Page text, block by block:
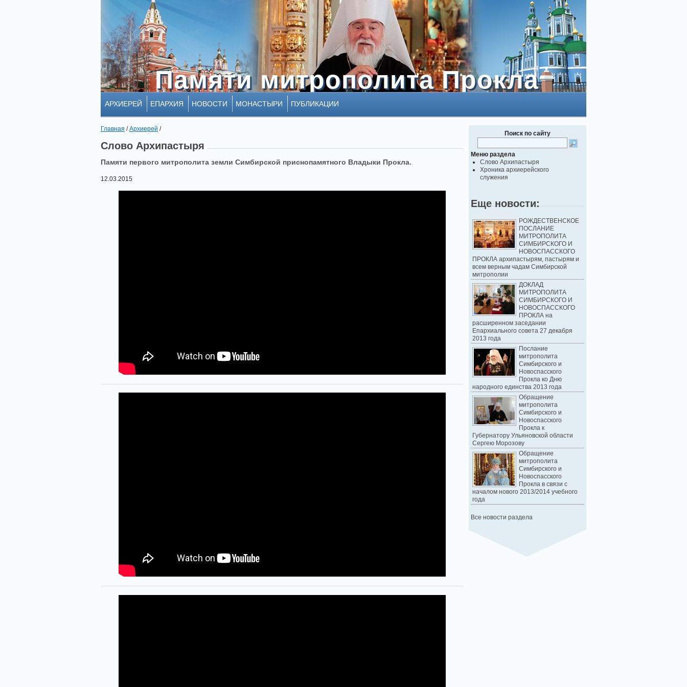
Памяти митрополита Прокла
Памяти митрополита Прокла
АРХИЕРЕЙ ЕПАРХИЯ НОВОСТИ МОНАСТЫРИ ПУБЛИКАЦИИ
Главная /Архиерей /
Слово Архипастыря
Памяти первого митрополита земли Симбирской приснопамятного Владыки Прокла.
12.03.2015
Поиск по сайту
Меню раздела
Слово Архипастыря
Хроника архиерейского
служения
Еще новости:
РОЖДЕСТВЕНСКОЕ
ПОСЛАНИЕ
МИТРОПОЛИТА
СИМБИРСКОГО И
НОВОСПАССКОГО
ПРОКЛА архипастырям, пастырям и
всем верным чадам Симбирской
митрополии
ДОКЛАД
МИТРОПОЛИТА
СИМБИРСКОГО И
НОВОСПАСCКОГО
ПРОКЛА на
расширенном заседании
Епархиального совета 27 декабря
2013 года
Послание
митрополита
Симбирского и
Новоспасского
Прокла ко Дню
народного единства 2013 года
Обращение
митрополита
Симбирского и
Новоспасского
Прокла к
Губернатору Ульяновской области
Сергею Морозову
Обращение
митрополита
Симбирского и
Новоспасского
Прокла в связи с
началом нового 2013/2014 учебного
года
Все новости раздела